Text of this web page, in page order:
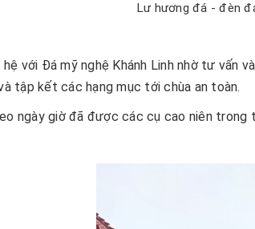
Lư hương đá - đèn
hệ với Đá mỹ nghệ Khánh Linh nhờ tư
tập kết các hạng mục tới chùa an toàn.
ngày giờ đã được các cụ cao niên